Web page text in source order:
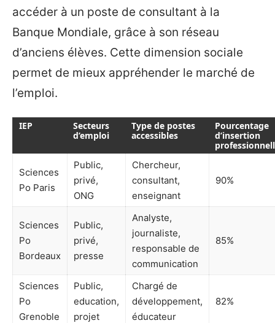
accéder à un poste de consultant à la
Banque Mondiale, grâce à son réseau
d’anciens élèves. Cette dimension sociale
permet de mieux appréhender le marché de
l’emploi.
IEP
Secteurs
d’emploi
Type de postes
accessibles
Pourcentage
d’insertion
Sciences
Po Paris
Public,
privé,
ONG
Chercheur,
consultant,
enseignant
90%
Sciences
Po
Bordeaux
Public,
privé,
presse
Analyste,
journaliste,
responsable de
communication
85%
Sciences
Po
Grenoble
Public,
education,
projet
Chargé de
développement,
éducateur
82%